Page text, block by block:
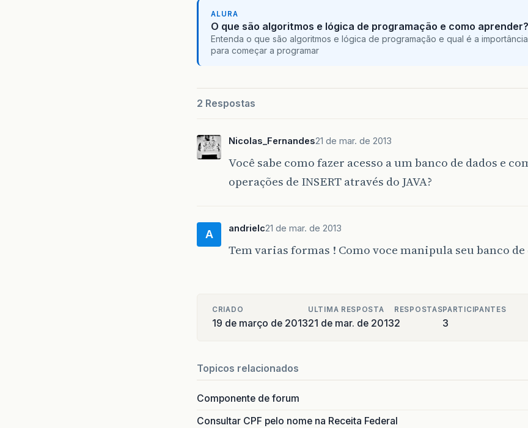
ALURA
O que são algoritmos e lógica de programação e como aprender?
Entenda o que são algoritmos e lógica de programação e qual é a
para começar a programar
2 Respostas
Nicolas_Fernandes21 de mar. de 2013
Você sabe como fazer acesso a um banco de dados e
operações de INSERT através do JAVA?
A andrielc21 de mar. de 2013
Tem varias formas ! Como voce manipula seu banco de
CRIADO
19 de março de 2013
ULTIMA RESPOSTA
21 de mar. de 2013
RESPOSTAS
2
PARTICIPANTES
3
Topicos relacionados
Componente de forum
Consultar CPF pelo nome na Receita Federal